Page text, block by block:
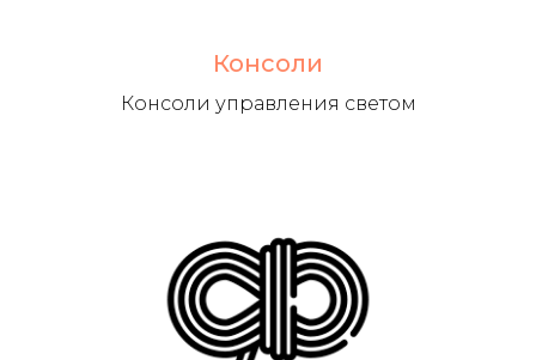
Консоли
Консоли управления светом